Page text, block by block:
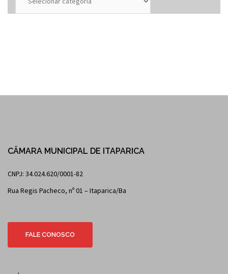
CÂMARA MUNICIPAL DE ITAPARICA
CNPJ: 34.024.620/0001-82
Rua Regis Pacheco, nº 01 – Itaparica/Ba
FALE CONOSCO